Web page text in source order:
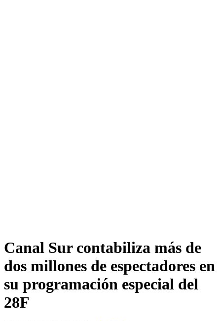
Canal Sur contabiliza más de
dos millones de espectadores en
su programación especial del
28F